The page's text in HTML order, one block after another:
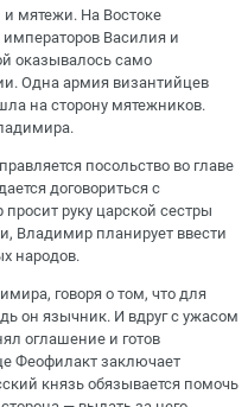
мятежи. На Востоке
Василия и
оказывалось само
Одна армия византийцев
на сторону мятежников.
посольство во главе
договориться с
руку царской сестры
Владимир планирует ввести
народов.
говоря о том, что для
он язычник. И вдруг с ужасом
оглашение и готов
Феофилакт заключает
князь обязывается помочь